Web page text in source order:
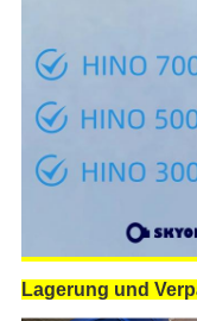
Lagerung und